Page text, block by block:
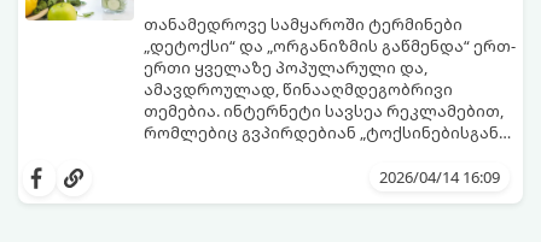
თანამედროვე სამყაროში ტერმინები
„დეტოქსი“ და „ორგანიზმის გაწმენდა“ ერთ-
ერთი ყველაზე პოპულარული და,
ამავდროულად, წინააღმდეგობრივი
თემებია. ინტერნეტი სავსეა რეკლამებით,
რომლებიც გვპირდებიან „ტოქსინებისგან
წვენების ან მკაცრი დიეტების მეშვეობით.
2026/04/14 16:09